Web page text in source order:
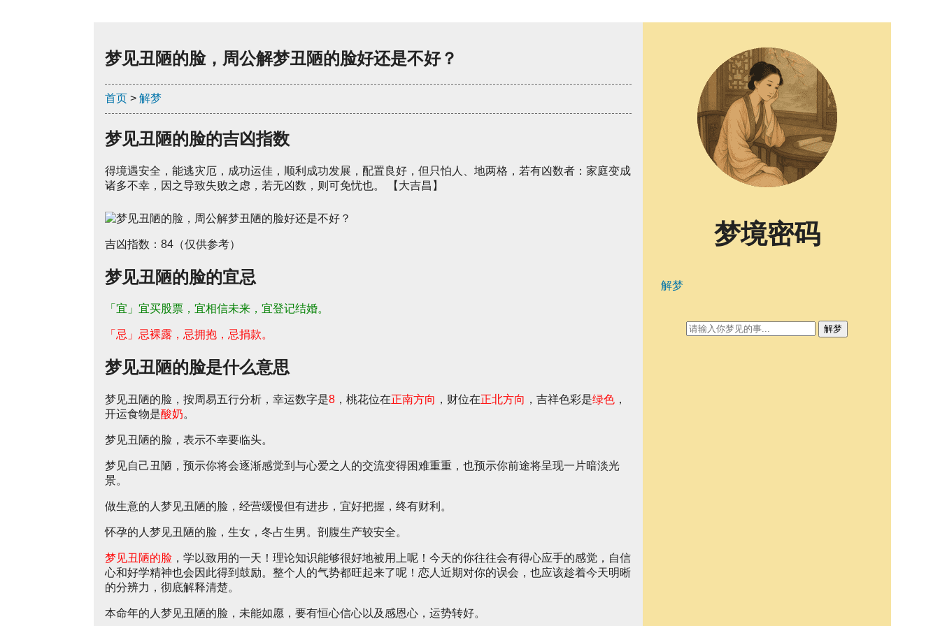
梦见丑陋的脸，周公解梦丑陋的脸好还是不好？
首页 > 解梦
梦见丑陋的脸的吉凶指数
得境遇安全，能逃灾厄，成功运佳，顺利成功发展，配置良好，但只怕人、地两格，若有凶数者：家庭变成
诸多不幸，因之导致失败之虑，若无凶数，则可免忧也。 【大吉昌】
吉凶指数：84（仅供参考）
梦见丑陋的脸的宜忌
「宜」宜买股票，宜相信未来，宜登记结婚。
「忌」忌裸露，忌拥抱，忌捐款。
梦见丑陋的脸是什么意思
梦见丑陋的脸，按周易五行分析，幸运数字是8 ，桃花位在正南方向 ，财位在正北方向 ，吉祥色彩是绿色 ，
开运食物是酸奶。
梦见丑陋的脸，表示不幸要临头。
梦见自己丑陋，预示你将会逐渐感觉到与心爱之人的交流变得困难重重，也预示你前途将呈现一片暗淡光
景。
做生意的人梦见丑陋的脸，经营缓慢但有进步，宜好把握，终有财利。
怀孕的人梦见丑陋的脸，生女，冬占生男。剖腹生产较安全。
梦见丑陋的脸 ，学以致用的一天！理论知识能够很好地被用上呢！今天的你往往会有得心应手的感觉，自信
心和好学精神也会因此得到鼓励。整个人的气势都旺起来了呢！恋人近期对你的误会，也应该趁着今天明晰
的分辨力，彻底解释清楚。
本命年的人梦见丑陋的脸，未能如愿，要有恒心信心以及感恩心，运势转好。
梦境密码
解梦
解梦